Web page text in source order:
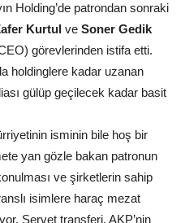
Holding’de patrondan sonraki
Kurtul ve Soner Gedik
görevlerinden istifa etti.
holdinglere kadar uzanan
gülüp geçilecek kadar basit
isminin bile hoş bir
yan gözle bakan patronun
ve şirketlerin sahip
isimlere haraç mezat
Servet transferi, AKP’nin